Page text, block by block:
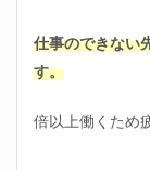
仕事のできない
す。
倍以上働くため